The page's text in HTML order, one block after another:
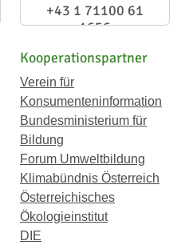
+43 1 71100 61
1656
Kooperationspartner
Verein für
Konsumenteninformation
Bundesministerium für
Bildung
Forum Umweltbildung
Klimabündnis Österreich
Österreichisches
Ökologieinstitut
DIE